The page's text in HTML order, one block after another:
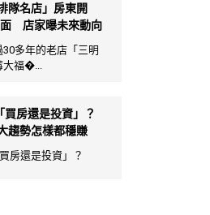
隊名店」房東開
店家曝未來動向
多年的老店「三明
福�...
買房還是投資」？
趨勢怎樣都穩賺
房還是投資」？